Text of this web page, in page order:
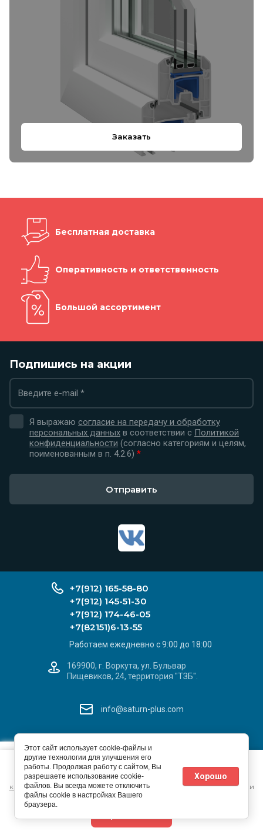
Заказать
Бесплатная доставка
Оперативность и ответственность
Большой ассортимент
Подпишись на акции
Я выражаю согласие на передачу и обработку
персональных данных в соответствии с Политикой
конфиденциальности (согласно категориям и целям,
поименованным в п. 4.2.6) *
Отправить
© 2026 ИП Ивашев С. Л.
Политика конфиденциальности
+7(912) 165-58-80
+7(912) 145-51-30
+7(912) 174-46-05
+7(82151)6-13-55
Работаем ежедневно с 9:00 до 18:00
169900, г. Воркута, ул. Бульвар
Пищевиков, 24, территория "ТЗБ".
info@saturn-plus.com
Добавьте наш сайт
на Ваше устройство
Этот сайт использует файлы cookie и метаданные. Продолжая
просматривать его, вы соглашаетесь на использование нами
файлов cookie и метаданных в соответствии сПолитикой
конфиденциальности(согласно категориям и целям обработки
ПД, поименованным в п. 4.3)
Этот сайт использует cookie-файлы и
другие технологии для улучшения его
работы. Продолжая работу с сайтом, Вы
разрешаете использование cookie-
файлов. Вы всегда можете отключить
файлы cookie в настройках Вашего
браузера.
Хорошо